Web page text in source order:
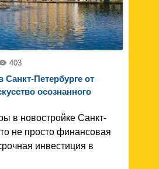
403
Петербурге от
осознанного
в новостройке Санкт-
не просто финансовая
инвестиция в